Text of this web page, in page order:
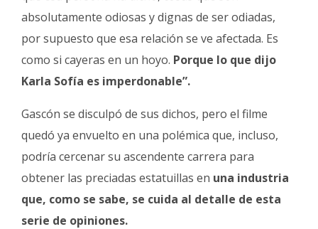
absolutamente odiosas y dignas de ser odiadas,
por supuesto que esa relación se ve afectada. Es
como si cayeras en un hoyo. Porque lo que dijo
Karla Sofía es imperdonable”.
Gascón se disculpó de sus dichos, pero el filme
quedó ya envuelto en una polémica que, incluso,
podría cercenar su ascendente carrera para
obtener las preciadas estatuillas en una industria
que, como se sabe, se cuida al detalle de esta
serie de opiniones.